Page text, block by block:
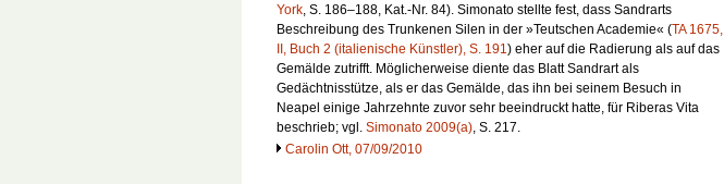
York, S. 186–188, Kat.-Nr. 84). Simonato stellte fest, dass Sandrarts
Beschreibung des Trunkenen Silen in der »Teutschen Academie« (TA 1675,
II, Buch 2 (italienische Künstler), S. 191) eher auf die Radierung als auf das
Gemälde zutrifft. Möglicherweise diente das Blatt Sandrart als
Gedächtnisstütze, als er das Gemälde, das ihn bei seinem Besuch in
Neapel einige Jahrzehnte zuvor sehr beeindruckt hatte, für Riberas Vita
beschrieb; vgl. Simonato 2009(a), S. 217.
Carolin Ott, 07/09/2010